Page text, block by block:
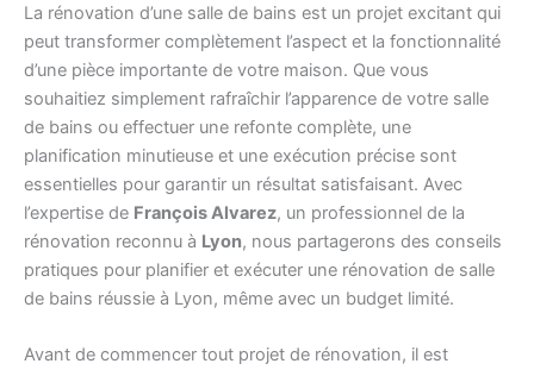
La rénovation d’une salle de bains est un projet excitant qui
peut transformer complètement l’aspect et la fonctionnalité
d’une pièce importante de votre maison. Que vous
souhaitiez simplement rafraîchir l’apparence de votre salle
de bains ou effectuer une refonte complète, une
planification minutieuse et une exécution précise sont
essentielles pour garantir un résultat satisfaisant. Avec
l’expertise de François Alvarez, un professionnel de la
rénovation reconnu à Lyon, nous partagerons des conseils
pratiques pour planifier et exécuter une rénovation de salle
de bains réussie à Lyon, même avec un budget limité.
Avant de commencer tout projet de rénovation, il est